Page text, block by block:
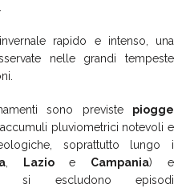
.
rapido e intenso, una
nelle grandi tempeste
sono previste piogge
pluviometrici notevoli e
soprattutto lungo i
, Lazio e Campania) e
escludono episodi